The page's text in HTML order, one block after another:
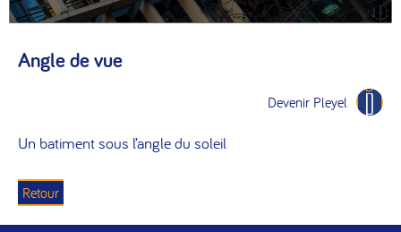
Angle de vue
Devenir Pleyel
Un batiment sous l’angle du soleil
Retour